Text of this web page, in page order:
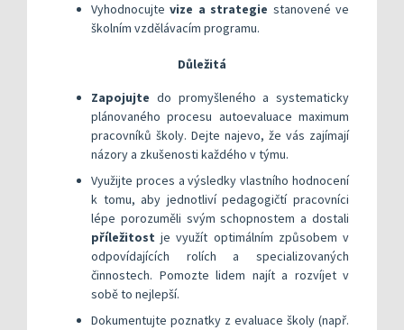
Vyhodnocujte vize a strategie stanovené ve
školním vzdělávacím programu.
Důležitá
Zapojujte do promyšleného a systematicky
plánovaného procesu autoevaluace maximum
pracovníků školy. Dejte najevo, že vás zajímají
názory a zkušenosti každého v týmu.
Využijte proces a výsledky vlastního hodnocení
k tomu, aby jednotliví pedagogičtí pracovníci
lépe porozuměli svým schopnostem a dostali
příležitost je využít optimálním způsobem v
odpovídajících rolích a specializovaných
činnostech. Pomozte lidem najít a rozvíjet v
sobě to nejlepší.
Dokumentujte poznatky z evaluace školy (např.